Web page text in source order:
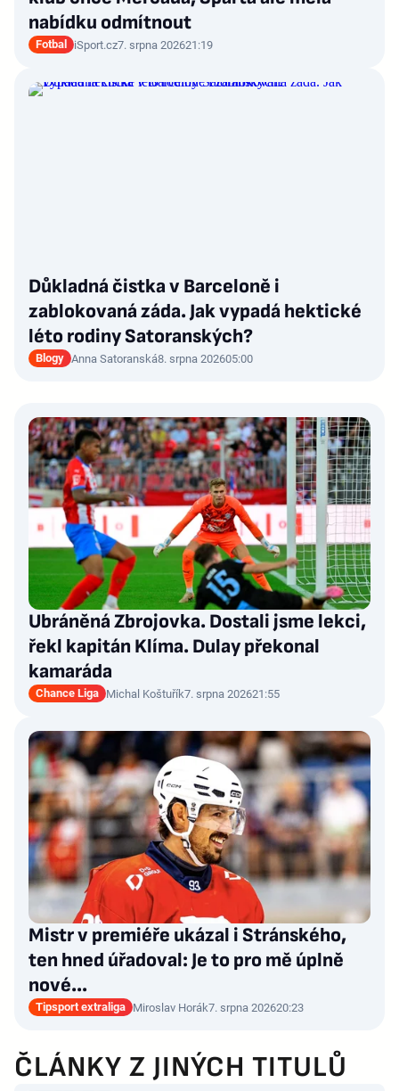
nabídku odmítnout
Fotbal iSport.cz7. srpna 202621:19
Důkladná čistka v Barceloně i
zablokovaná záda. Jak vypadá hektické
léto rodiny Satoranských?
Blogy Anna Satoranská8. srpna 202605:00
Ubráněná Zbrojovka. Dostali jsme lekci,
řekl kapitán Klíma. Dulay překonal
kamaráda
Chance Liga Michal Koštuřík7. srpna 202621:55
Mistr v premiéře ukázal i Stránského,
ten hned úřadoval: Je to pro mě úplně
nové…
Tipsport extraliga Miroslav Horák7. srpna 202620:23
ČLÁNKY Z JINÝCH TITULŮ